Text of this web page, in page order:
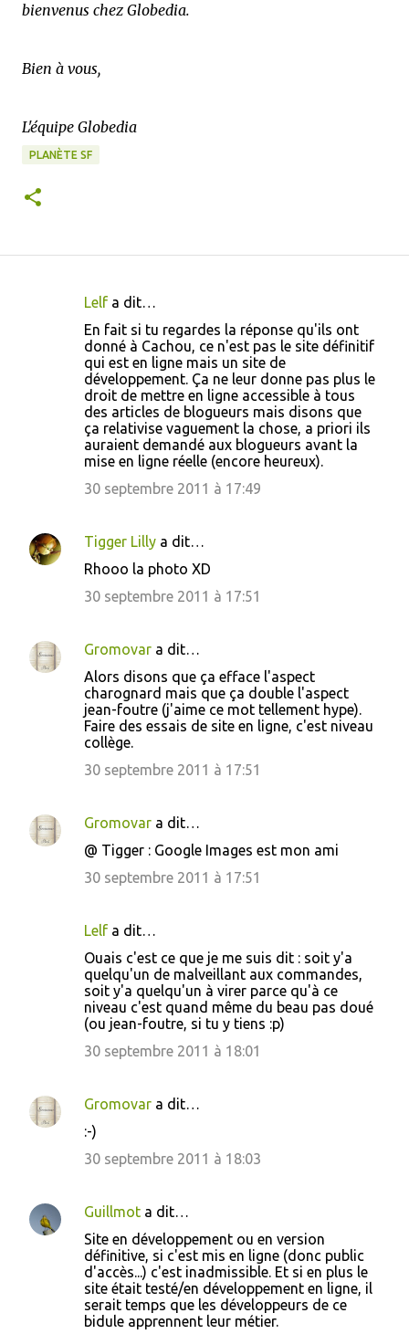
bienvenus chez Globedia.
Bien à vous,
L'équipe Globedia
PLANÈTE SF
r
e
Lelf a dit…
En fait si tu regardes la réponse qu'ils ont
donné à Cachou, ce n'est pas le site définitif
qui est en ligne mais un site de
développement. Ça ne leur donne pas plus le
droit de mettre en ligne accessible à tous
des articles de blogueurs mais disons que
ça relativise vaguement la chose, a priori ils
auraient demandé aux blogueurs avant la
mise en ligne réelle (encore heureux).
30 septembre 2011 à 17:49
Tigger Lilly a dit…
Rhooo la photo XD
30 septembre 2011 à 17:51
Gromovar a dit…
Alors disons que ça efface l'aspect
charognard mais que ça double l'aspect
jean-foutre (j'aime ce mot tellement hype).
Faire des essais de site en ligne, c'est niveau
collège.
30 septembre 2011 à 17:51
Gromovar a dit…
@ Tigger : Google Images est mon ami
30 septembre 2011 à 17:51
Lelf a dit…
Ouais c'est ce que je me suis dit : soit y'a
quelqu'un de malveillant aux commandes,
soit y'a quelqu'un à virer parce qu'à ce
niveau c'est quand même du beau pas doué
(ou jean-foutre, si tu y tiens :p)
30 septembre 2011 à 18:01
Gromovar a dit…
:-)
30 septembre 2011 à 18:03
Guillmot a dit…
Site en développement ou en version
définitive, si c'est mis en ligne (donc public
d'accès...) c'est inadmissible. Et si en plus le
site était testé/en développement en ligne, il
serait temps que les développeurs de ce
bidule apprennent leur métier.